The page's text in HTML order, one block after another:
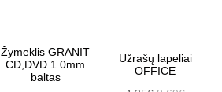
Žymeklis GRANIT
CD,DVD 1.0mm
baltas
Užrašų lapeliai
OFFICE